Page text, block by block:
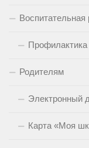
Воспитательная
Профилактика
Родителям
Электронный
Карта «Моя